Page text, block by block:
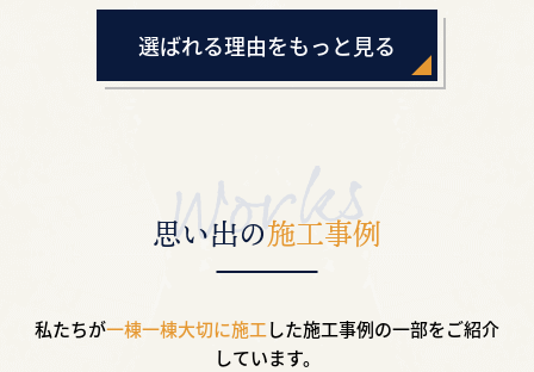
選ばれる理由をもっと見る
思い出の施工事例
私たちが一棟一棟大切に施工した施工事例の一部をご紹介
しています。